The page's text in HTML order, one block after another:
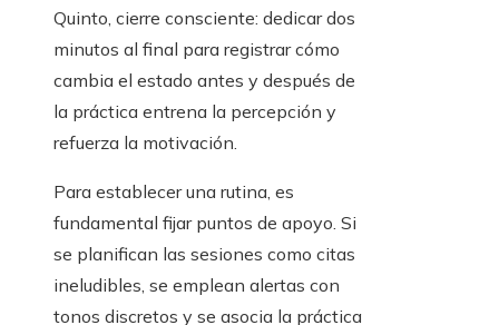
Quinto, cierre consciente: dedicar dos
minutos al final para registrar cómo
cambia el estado antes y después de
la práctica entrena la percepción y
refuerza la motivación.
Para establecer una rutina, es
fundamental fijar puntos de apoyo. Si
se planifican las sesiones como citas
ineludibles, se emplean alertas con
tonos discretos y se asocia la práctica